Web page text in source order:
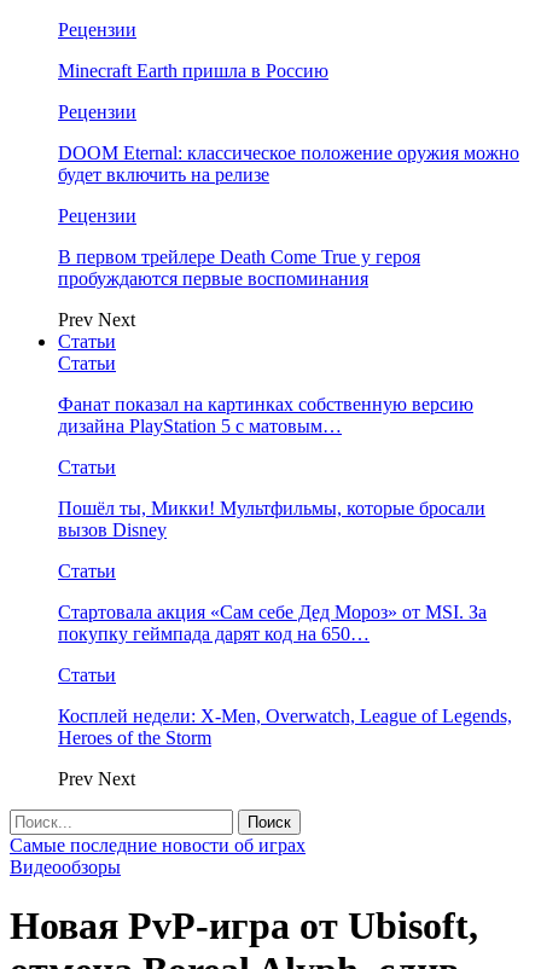
Рецензии
Minecraft Earth пришла в Россию
Рецензии
DOOM Eternal: классическое положение оружия можно
будет включить на релизе
Рецензии
В первом трейлере Death Come True у героя
пробуждаются первые воспоминания
Prev Next
Статьи
Статьи
Фанат показал на картинках собственную версию
дизайна PlayStation 5 с матовым…
Статьи
Пошёл ты, Микки! Мультфильмы, которые бросали
вызов Disney
Статьи
Стартовала акция «Сам себе Дед Мороз» от MSI. За
покупку геймпада дарят код на 650…
Статьи
Косплей недели: X-Men, Overwatch, League of Legends,
Heroes of the Storm
Prev Next
Самые последние новости об играх
Видеообзоры
Новая PvP-игра от Ubisoft,